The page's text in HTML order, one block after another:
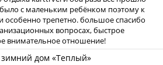
с маленьким ребёнком поэтому к
особенно трепетно. большое спасибо
вопросах, быстрое
внимательное отношение!